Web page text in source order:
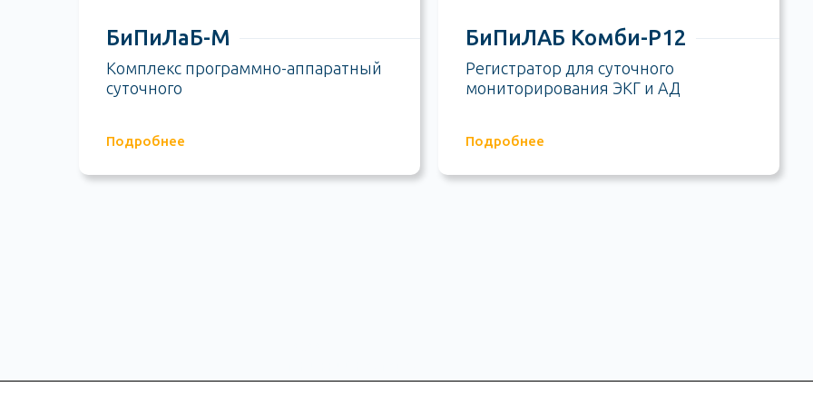
БиПиЛаБ-М
Комплекс программно-аппаратный
суточного
Подробнее
БиПиЛАБ Комби-Р12
Регистратор для суточного
мониторирования ЭКГ и АД
Подробнее
Мониторы артериального
пр-т Гагарина, д.37 Д, пом. П1